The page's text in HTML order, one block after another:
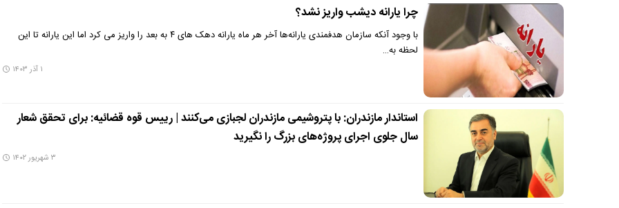
چرا یارانه دیشب واریز نشد؟
با وجود آنکه سازمان هدفمندی یارانه‌ها آخر هر ماه یارانه دهک های ۴ به بعد را واریز می کرد اما این یارانه تا این
لحظه به…
۱ آذر ۱۴۰۳
استاندار مازندران: با پتروشیمی مازندران لجبازی می‌کنند | رییس قوه قضائیه: برای تحقق شعار
سال جلوی اجرای پروژه‌های بزرگ را نگیرید
۳ شهریور ۱۴۰۲